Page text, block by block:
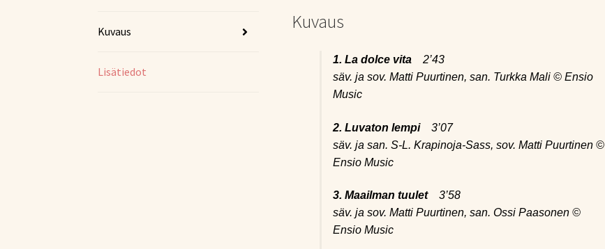
Kuvaus
Lisätiedot
Kuvaus
1. La dolce vita2’43
säv. ja sov. Matti Puurtinen, san. Turkka Mali © Ensio
Music
2. Luvaton lempi3’07
säv. ja san. S-L. Krapinoja-Sass, sov. Matti Puurtinen ©
Ensio Music
3. Maailman tuulet3’58
säv. ja sov. Matti Puurtinen, san. Ossi Paasonen ©
Ensio Music